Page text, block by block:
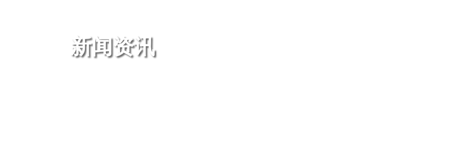
新闻资讯